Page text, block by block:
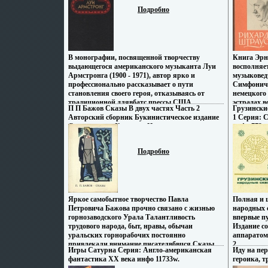
головы мужчины, на нее "ставят" режиссеры и
продюсеры, звмъэсная, что любой фильм с ее
Грачев.
мм) инфо 13673u.
Подробно
В монографии, посвященной творчеству
выдающегося американского музыканта Луи
Армстронга (1900 - 1971), автор ярко и
профессионально рассказывает о пути
становления своего героя, отказываясь от
традиционной длявбатс прессы США
романтизации "супер-звезды" Автор Джеймс
Линкольн Коллиер James Lincoln Collier.
П П Бажов Сказы В двух частях Часть 2
Авторский сборник Букинистическое издание
Сохранность: Хорошая Издательство:
Художественная литература Москва, 1969 г
Суперобложка, 206 стр Тираж: 30000 экз
Формат: 70x108/64 (~90x130 мм) инфо 220v.
Подробно
Яркое самобытное творчество Павла
Петровича Бажова прочно связано с жизнью
горнозаводского Урала Талантливость
трудового народа, быт, нравы, обычаи
уральских горнорабочих постоянно
привлекали внимание писателвбвцся Сказы
Павла Бажова впитали сюжетные мотивы,
фантастические образы, колорит народных
Игры Сатурна Серия: Англо-американская
фантастика XX века инфо 11733w.
Тираж:
мм) инфо
Книга
эстрадах
родине и
получить
1 Серия:
инфо 772v.
Полная и
народных
впервые
Издание
2.
Иду на
героика,